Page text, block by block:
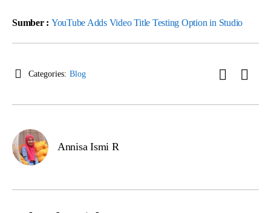
Sumber : YouTube Adds Video Title Testing Option in Studio
Categories: Blog
Annisa Ismi R